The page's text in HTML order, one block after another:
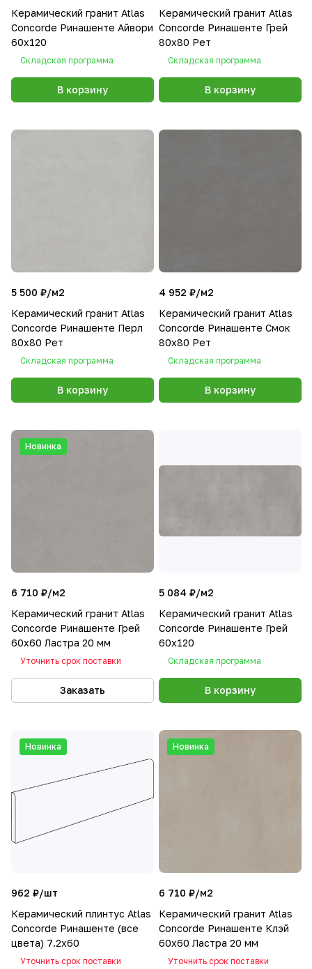
Керамический гранит Atlas
Concorde Ринашенте Айвори
60х120
Складская программа
В корзину
Керамический гранит Atlas
Concorde Ринашенте Грей
80х80 Рет
Складская программа
В корзину
5 500 ₽/м2
Керамический гранит Atlas
Concorde Ринашенте Перл
80х80 Рет
Складская программа
В корзину
4 952 ₽/м2
Керамический гранит Atlas
Concorde Ринашенте Смок
80х80 Рет
Складская программа
В корзину
Новинка
6 710 ₽/м2
Керамический гранит Atlas
Concorde Ринашенте Грей
60х60 Ластра 20 мм
Уточнить срок поставки
Заказать
5 084 ₽/м2
Керамический гранит Atlas
Concorde Ринашенте Грей
60х120
Складская программа
В корзину
Новинка
962 ₽/шт
Керамический плинтус Atlas
Concorde Ринашенте (все
цвета) 7.2х60
Уточнить срок поставки
Новинка
6 710 ₽/м2
Керамический гранит Atlas
Concorde Ринашенте Клэй
60х60 Ластра 20 мм
Уточнить срок поставки